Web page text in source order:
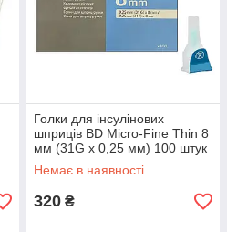
Голки для інсулінових
шприців BD Micro-Fine Thin 8
мм (31G x 0,25 мм) 100 штук
Немає в наявності
320 ₴